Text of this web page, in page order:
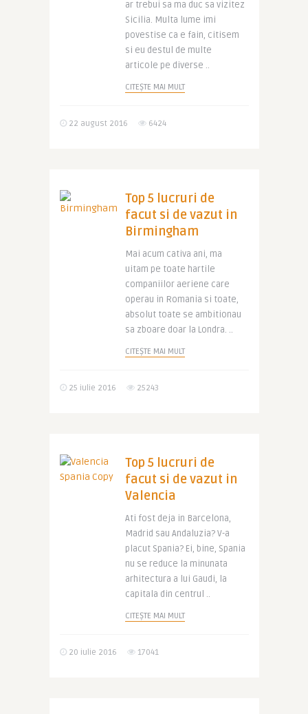
ar trebui sa ma duc sa vizitez
Sicilia. Multa lume imi
povestise ca e fain, citisem
si eu destul de multe
articole pe diverse ..
CITEȘTE MAI MULT
22 august 2016 6424
Top 5 lucruri de
facut si de vazut in
Birmingham
Mai acum cativa ani, ma
uitam pe toate hartile
companiilor aeriene care
operau in Romania si toate,
absolut toate se ambitionau
sa zboare doar la Londra. ..
CITEȘTE MAI MULT
25 iulie 2016 25243
Top 5 lucruri de
facut si de vazut in
Valencia
Ati fost deja in Barcelona,
Madrid sau Andaluzia? V-a
placut Spania? Ei, bine, Spania
nu se reduce la minunata
arhitectura a lui Gaudi, la
capitala din centrul ..
CITEȘTE MAI MULT
20 iulie 2016 17041